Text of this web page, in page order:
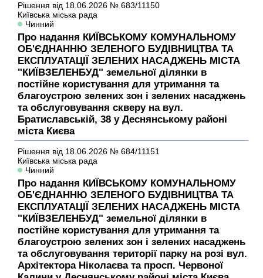
Рішення від 18.06.2026 № 683/11150
Київська міська рада
Чинний
Про надання КИЇВСЬКОМУ КОМУНАЛЬНОМУ
ОБ'ЄДНАННЮ ЗЕЛЕНОГО БУДІВНИЦТВА ТА
ЕКСПЛУАТАЦІЇ ЗЕЛЕНИХ НАСАДЖЕНЬ МІСТА
"КИЇВЗЕЛЕНБУД" земельної ділянки в
постійне користування для утримання та
благоустрою зелених зон і зелених насаджень
та обслуговування скверу на вул.
Братиславській, 38 у Деснянському районі
міста Києва
Рішення від 18.06.2026 № 684/11151
Київська міська рада
Чинний
Про надання КИЇВСЬКОМУ КОМУНАЛЬНОМУ
ОБ'ЄДНАННЮ ЗЕЛЕНОГО БУДІВНИЦТВА ТА
ЕКСПЛУАТАЦІЇ ЗЕЛЕНИХ НАСАДЖЕНЬ МІСТА
"КИЇВЗЕЛЕНБУД" земельної ділянки в
постійне користування для утримання та
благоустрою зелених зон і зелених насаджень
та обслуговування території парку на розі вул.
Архітектора Ніколаєва та просп. Червоної